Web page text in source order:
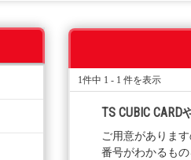
1件中 1 - 1 件を表示
TS CUBIC
ご用意がありま
番号がわかるもの